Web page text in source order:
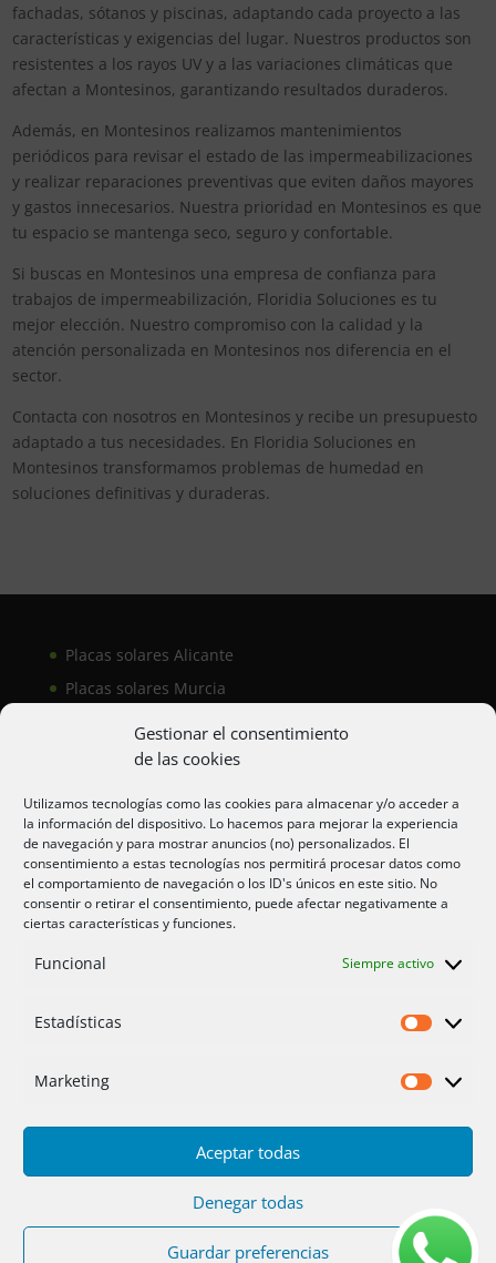
Gestionar el consentimiento
de las cookies
Utilizamos tecnologías como las cookies para almacenar y/o acceder a
la información del dispositivo. Lo hacemos para mejorar la experiencia
de navegación y para mostrar anuncios (no) personalizados. El
consentimiento a estas tecnologías nos permitirá procesar datos como
el comportamiento de navegación o los ID's únicos en este sitio. No
consentir o retirar el consentimiento, puede afectar negativamente a
ciertas características y funciones.
Funcional Siempre activo
Estadísticas
Marketing
Aceptar todas
Denegar todas
Guardar preferencias
fachadas, sótanos y piscinas, adaptando cada proyecto a las
características y exigencias del lugar. Nuestros productos son
resistentes a los rayos UV y a las variaciones climáticas que
afectan a Montesinos, garantizando resultados duraderos.
Además, en Montesinos realizamos mantenimientos
periódicos para revisar el estado de las impermeabilizaciones
y realizar reparaciones preventivas que eviten daños mayores
y gastos innecesarios. Nuestra prioridad en Montesinos es que
tu espacio se mantenga seco, seguro y confortable.
Si buscas en Montesinos una empresa de confianza para
trabajos de impermeabilización, Floridia Soluciones es tu
mejor elección. Nuestro compromiso con la calidad y la
atención personalizada en Montesinos nos diferencia en el
sector.
Contacta con nosotros en Montesinos y recibe un presupuesto
adaptado a tus necesidades. En Floridia Soluciones en
Montesinos transformamos problemas de humedad en
soluciones definitivas y duraderas.
Placas solares Alicante
Placas solares Murcia
Aire acondicionado Alicante
Aire acondicionador Murcia
Aire acondicionado San Juan
Privacidad
Servicios Fotos
Placas solares
Ofertas 2025/26 Contacto